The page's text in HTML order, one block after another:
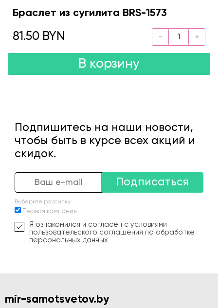
Браслет из сугилита BRS-1573
81.50 BYN
В корзину
Подпишитесь на наши новости,
чтобы быть в курсе всех акций и
скидок.
Подписаться
Выберите рассылку
Первая кампания
Я ознакомился и согласен с условиями
пользовательского соглашения по обработке
персональных данных
mir-samotsvetov.by